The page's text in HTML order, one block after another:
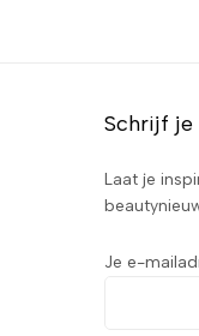
Schrijf je
Laat je
Je e-